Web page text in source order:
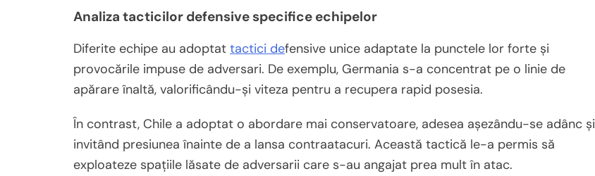
Analiza tacticilor defensive specifice echipelor
Diferite echipe au adoptat tactici defensive unice adaptate la punctele lor forte și
provocările impuse de adversari. De exemplu, Germania s-a concentrat pe o linie de
apărare înaltă, valorificându-și viteza pentru a recupera rapid posesia.
În contrast, Chile a adoptat o abordare mai conservatoare, adesea așezându-se adânc și
invitând presiunea înainte de a lansa contraatacuri. Această tactică le-a permis să
exploateze spațiile lăsate de adversarii care s-au angajat prea mult în atac.